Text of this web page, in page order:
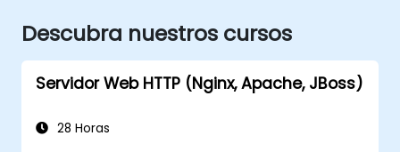
Descubra nuestros cursos
Servidor Web HTTP (Nginx, Apache, JBoss)
28 Horas